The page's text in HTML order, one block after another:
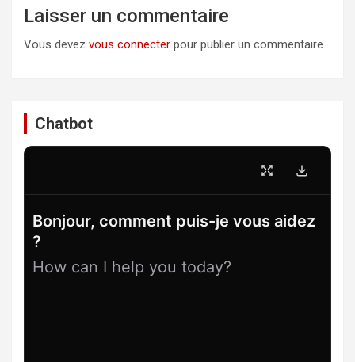
Laisser un commentaire
Vous devez vous connecter pour publier un commentaire.
Chatbot
Bonjour, comment puis-je vous aidez
?
How can I help you today?